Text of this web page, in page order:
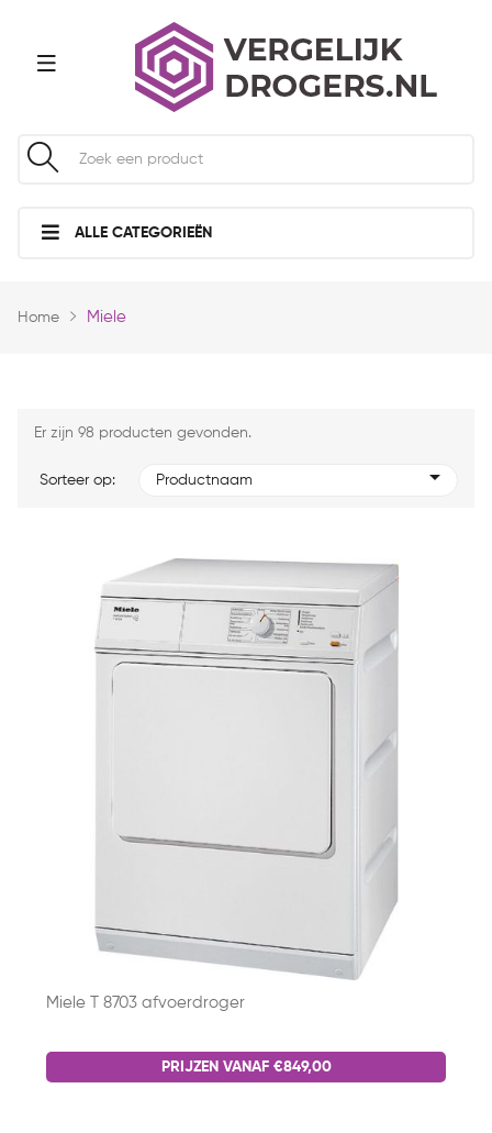
ALLE CATEGORIEËN
Home Miele
Er zijn 98 producten gevonden.
Sorteer op: Productnaam
Miele T 8703 afvoerdroger
PRIJZEN VANAF €849,00